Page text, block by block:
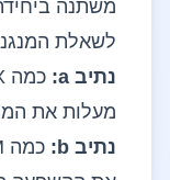
משתנה
לשאלת
נתיב a:
מעלות את
נתיב b: